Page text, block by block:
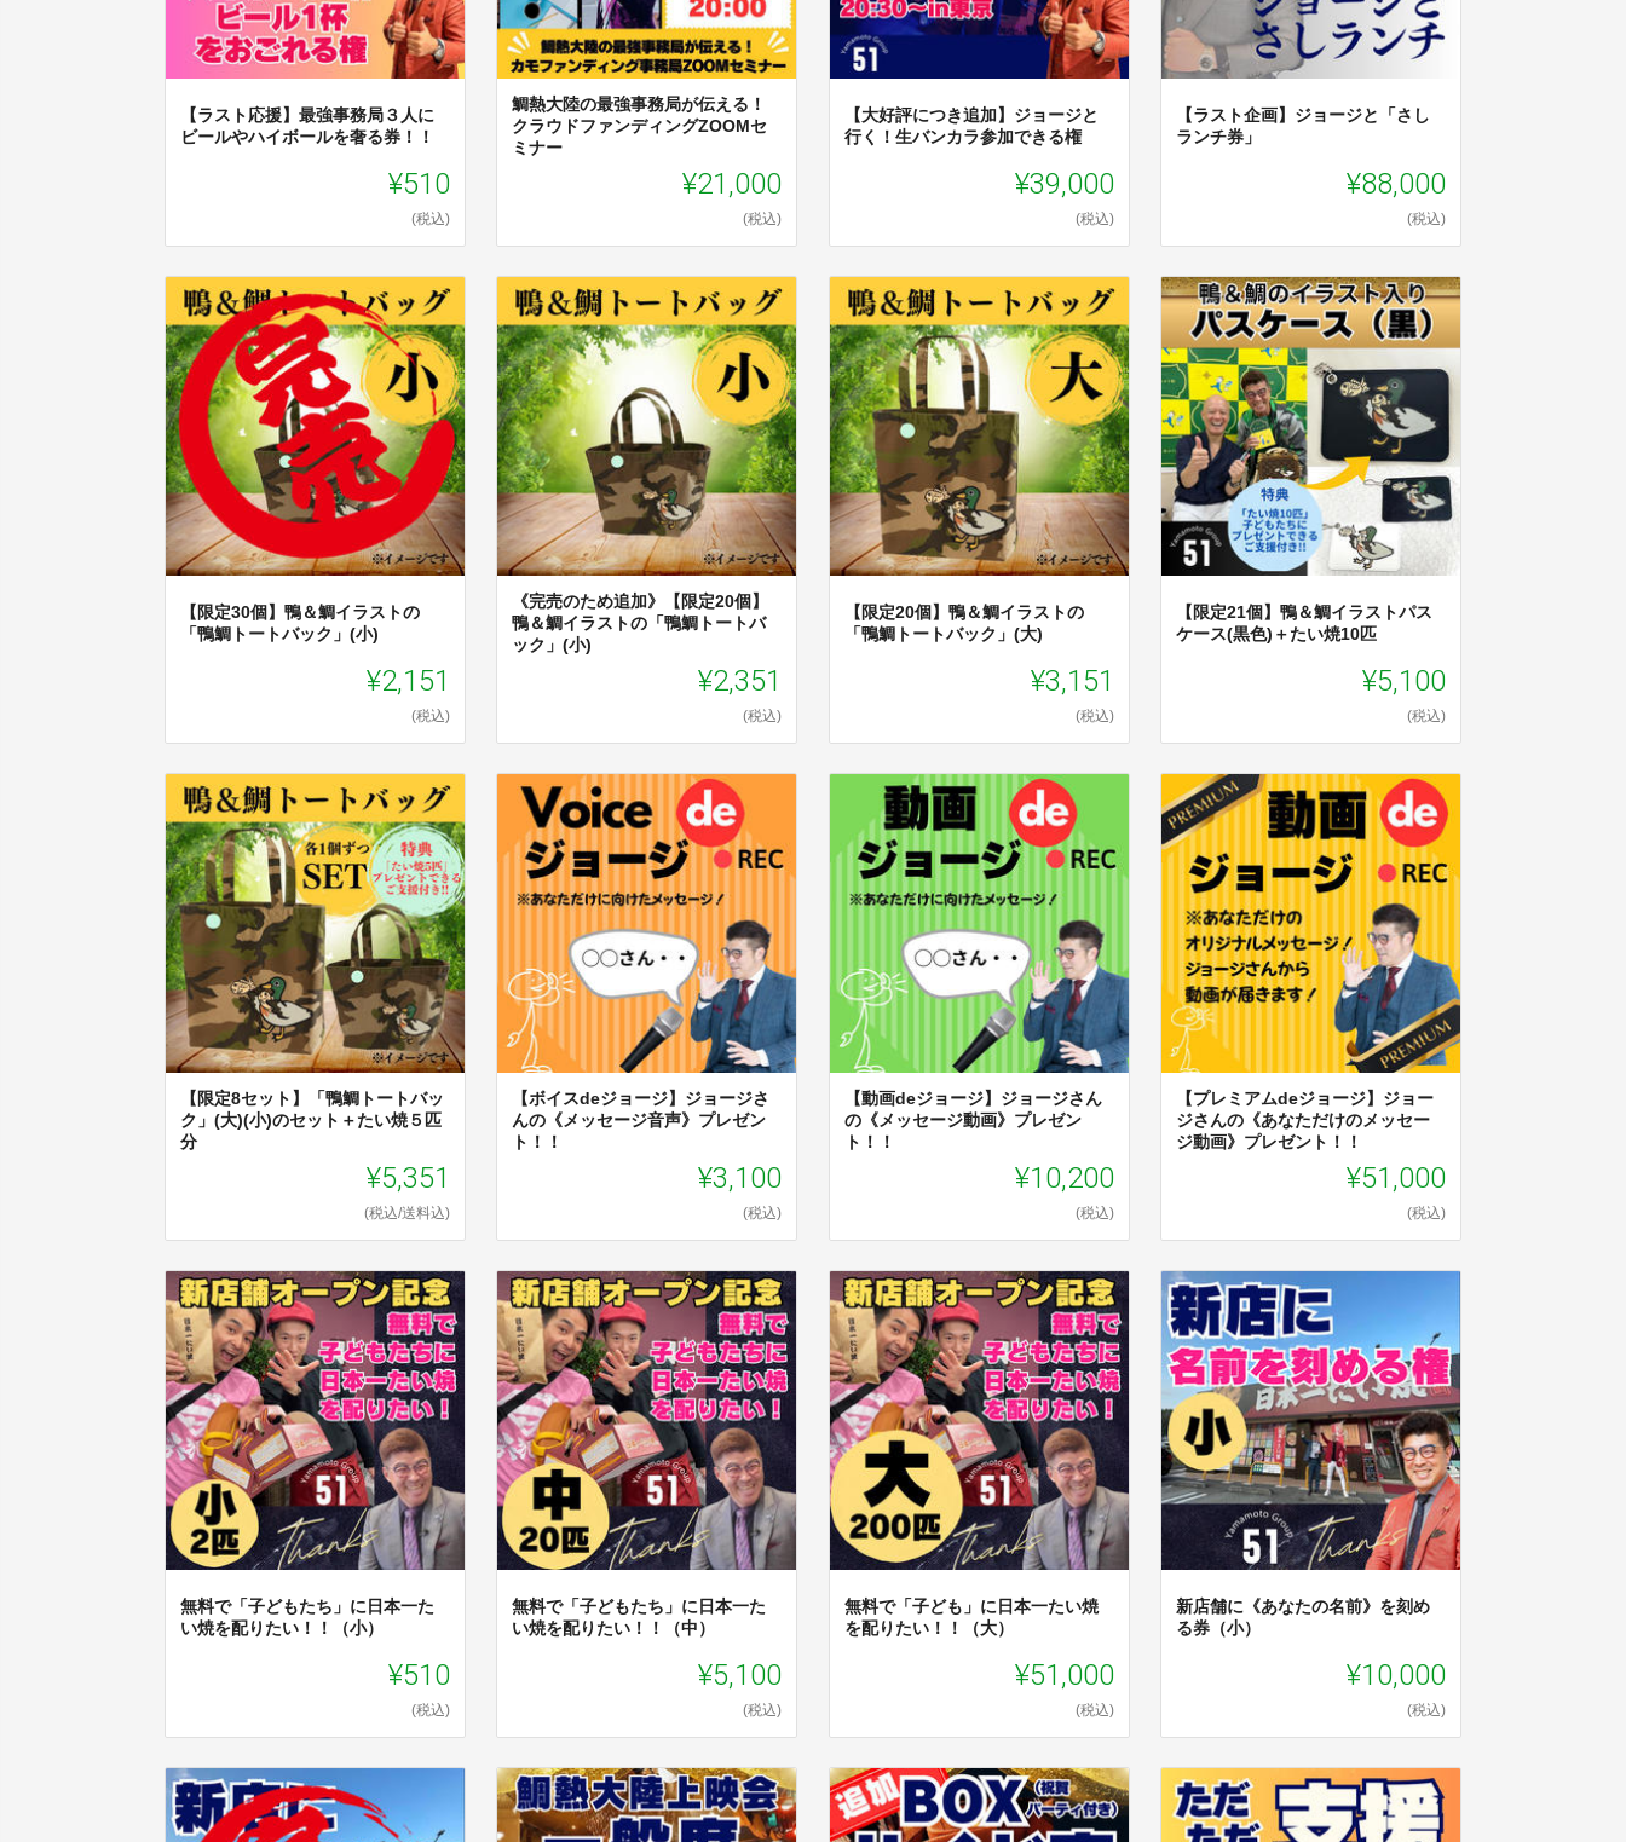
【ラスト応援】最強事務局３人に
ビールやハイボールを奢る券！！
¥510
(税込)
鯛熱大陸の最強事務局が伝える！
クラウドファンディングZOOMセ
ミナー
¥21,000
(税込)
【大好評につき追加】ジョージと
行く！生バンカラ参加できる権
¥39,000
(税込)
【ラスト企画】ジョージと「さし
ランチ券」
¥88,000
(税込)
【限定30個】鴨＆鯛イラストの
「鴨鯛トートバック」(小)
¥2,151
(税込)
《完売のため追加》【限定20個】
鴨＆鯛イラストの「鴨鯛トートバ
ック」(小)
¥2,351
(税込)
【限定20個】鴨＆鯛イラストの
「鴨鯛トートバック」(大)
¥3,151
(税込)
【限定21個】鴨＆鯛イラストパス
ケース(黒色)＋たい焼10匹
¥5,100
(税込)
【限定8セット】「鴨鯛トートバッ
ク」(大)(小)のセット＋たい焼５匹
分
¥5,351
(税込/送料込)
【ボイスdeジョージ】ジョージさ
んの《メッセージ音声》プレゼン
ト！！
¥3,100
(税込)
【動画deジョージ】ジョージさん
の《メッセージ動画》プレゼン
ト！！
¥10,200
(税込)
【プレミアムdeジョージ】ジョー
ジさんの《あなただけのメッセー
ジ動画》プレゼント！！
¥51,000
(税込)
無料で「子どもたち」に日本一た
い焼を配りたい！！（小）
¥510
(税込)
無料で「子どもたち」に日本一た
い焼を配りたい！！（中）
¥5,100
(税込)
無料で「子ども」に日本一たい焼
を配りたい！！（大）
¥51,000
(税込)
新店舗に《あなたの名前》を刻め
る券（小）
¥10,000
(税込)